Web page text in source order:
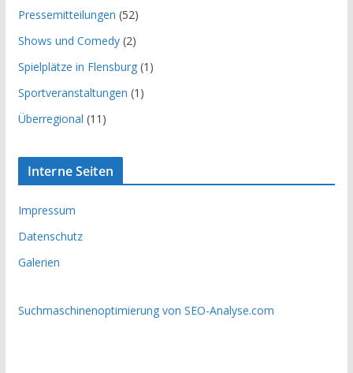
Pressemitteilungen (52)
Shows und Comedy(2)
Spielplätze in Flensburg(1)
Sportveranstaltungen (1)
Überregional (11)
Interne Seiten
Impressum
Datenschutz
Galerien
Suchmaschinenoptimierung von SEO-Analyse.com